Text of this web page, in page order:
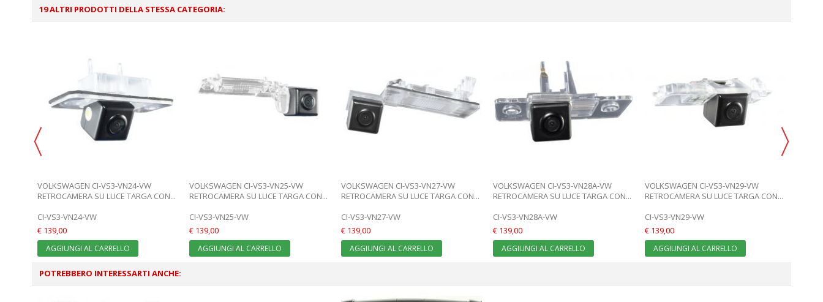
19 ALTRI PRODOTTI DELLA STESSA CATEGORIA:
VOLKSWAGEN CI-VS3-VN24-VW
RETROCAMERA SU LUCE TARGA CON...
CI-VS3-VN24-VW
€ 139,00
AGGIUNGI AL CARRELLO
VOLKSWAGEN CI-VS3-VN25-VW
RETROCAMERA SU LUCE TARGA CON...
CI-VS3-VN25-VW
€ 139,00
AGGIUNGI AL CARRELLO
VOLKSWAGEN CI-VS3-VN27-VW
RETROCAMERA SU LUCE TARGA CON...
CI-VS3-VN27-VW
€ 139,00
AGGIUNGI AL CARRELLO
VOLKSWAGEN CI-VS3-VN28A-VW
RETROCAMERA SU LUCE TARGA CON...
CI-VS3-VN28A-VW
€ 139,00
AGGIUNGI AL CARRELLO
VOLKSWAGEN CI-VS3-VN29-VW
RETROCAMERA SU LUCE TARGA CON...
CI-VS3-VN29-VW
€ 139,00
AGGIUNGI AL CARRELLO
POTREBBERO INTERESSARTI ANCHE: